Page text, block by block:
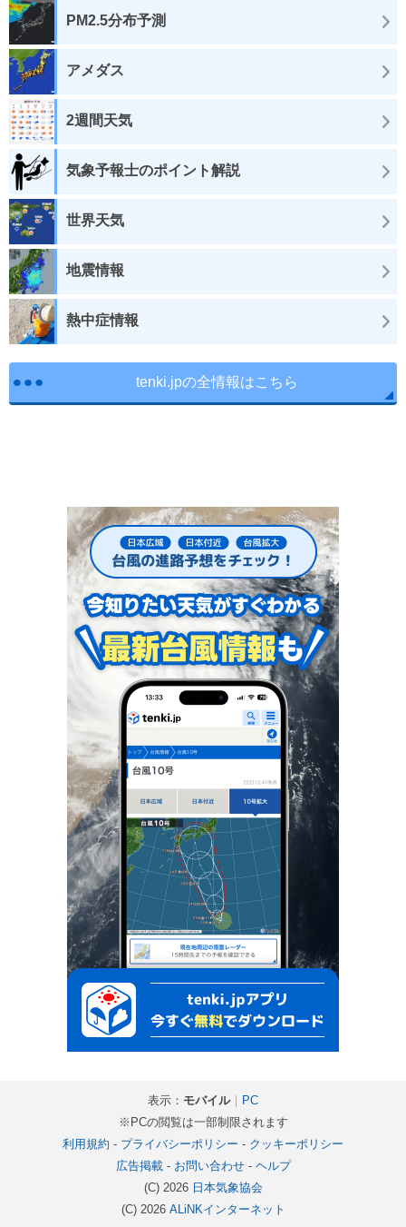
PM2.5分布予測
アメダス
2週間天気
気象予報士のポイント解説
世界天気
地震情報
熱中症情報
tenki.jpの全情報はこちら
表示： モバイル｜
PC
※PCの閲覧は一部制限されます
利用規約 - プライバシーポリシー - クッキーポリシー
広告掲載- お問い合わせ- ヘルプ
(C) 2026 日本気象協会
(C) 2026 ALiNKインターネット